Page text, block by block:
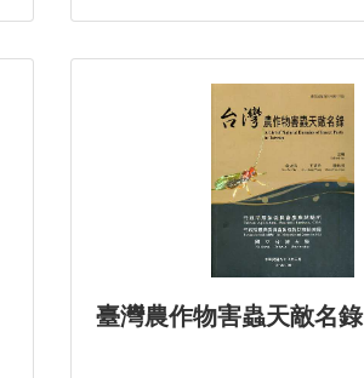
臺灣農作物害蟲天敵名錄